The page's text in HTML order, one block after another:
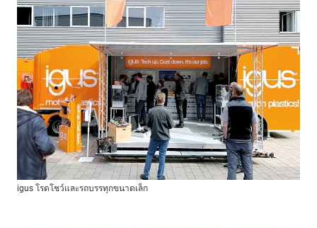
igus โรดโชว์และรถบรรทุกขนาดเล็ก